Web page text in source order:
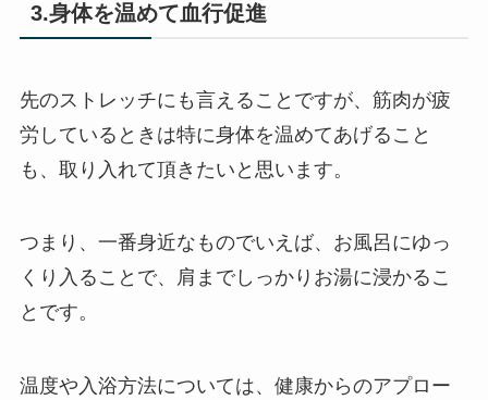
3.身体を温めて血行促進
先のストレッチにも言えることですが、筋肉が疲
労しているときは特に身体を温めてあげること
も、取り入れて頂きたいと思います。
つまり、一番身近なものでいえば、お風呂にゆっ
くり入ることで、肩までしっかりお湯に浸かるこ
とです。
温度や入浴方法については、健康からのアプロー